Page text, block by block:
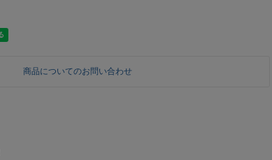
商品についてのお問い合わせ